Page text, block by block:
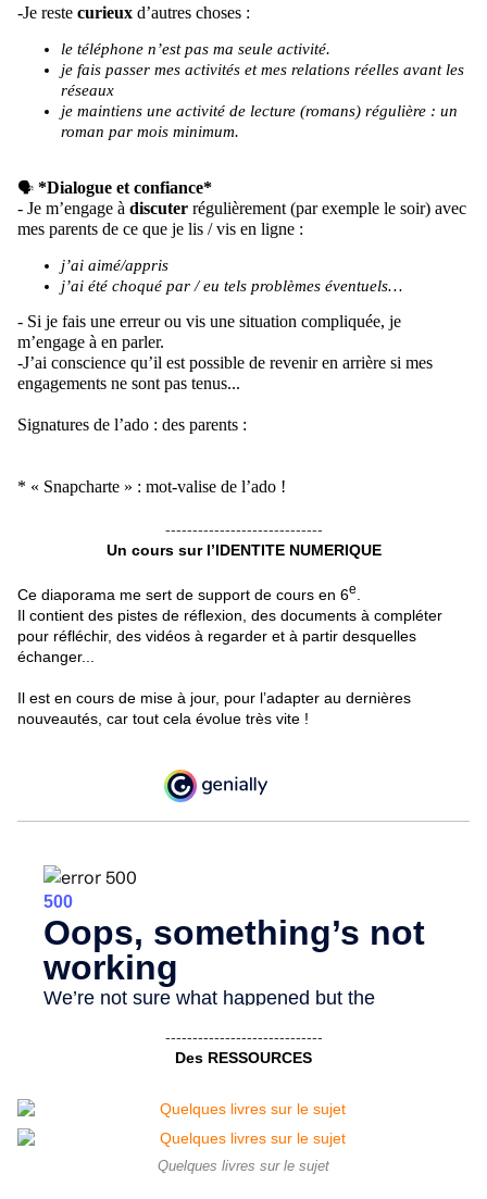
-Je reste curieux d’autres choses :
le téléphone n’est pas ma seule activité.
je fais passer mes activités et mes relations réelles avant les
réseaux
je maintiens une activité de lecture (romans) régulière : un
roman par mois minimum.
🗣️ *Dialogue et confiance*
- Je m’engage à discuter régulièrement (par exemple le soir) avec
mes parents de ce que je lis /vis en ligne :
j’ai aimé/appris
j’ai été choqué par / eu tels problèmes éventuels…
- Si je fais une erreur ou vis une situation compliquée, je
m’engage à en parler.
-J’ai conscience qu’il est possible de revenir en arrière si mes
engagements ne sont pas tenus...
Signatures de l’ado : des parents :
* « Snapcharte » : mot-valise de l’ado !
-----------------------------
Un cours sur l’IDENTITE NUMERIQUE
Ce diaporama me sert de support de cours en 6e
Il contient des pistes de réflexion, des documents à compléter
pour réfléchir, des vidéos à regarder et à partir desquelles
échanger...
Il est en cours de mise à jour, pour l’adapter au dernières
nouveautés, car tout cela évolue très vite !
-----------------------------
Des RESSOURCES
Quelques livres sur le sujet